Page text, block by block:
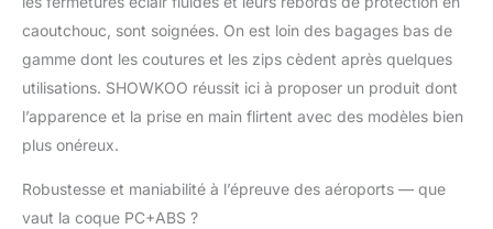
plus, ce qui est très
approprié pour les
voyages longue
distance. Des formes
permettent à vos
bagages de se
caoutchouc, sont soignées. On est loin des bagages bas de
gamme dont les coutures et les zips cèdent après quelques
utilisations. SHOWKOO réussit ici à proposer un produit dont
l’apparence et la prise en main flirtent avec des modèles bien
plus onéreux.
Robustesse et maniabilité à l’épreuve des aéroports — que
vaut la coque PC+ABS ?